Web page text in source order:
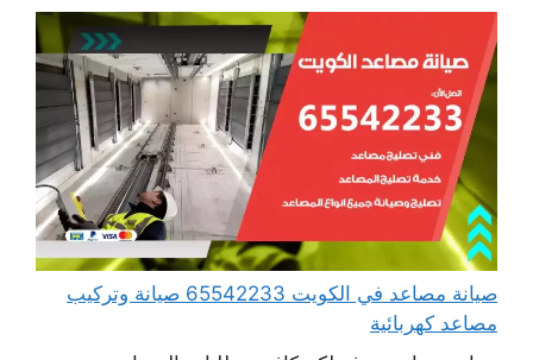
صيانة مصاعد في الكويت 65542233 صيانة وتركيب
مصاعد كهربائية